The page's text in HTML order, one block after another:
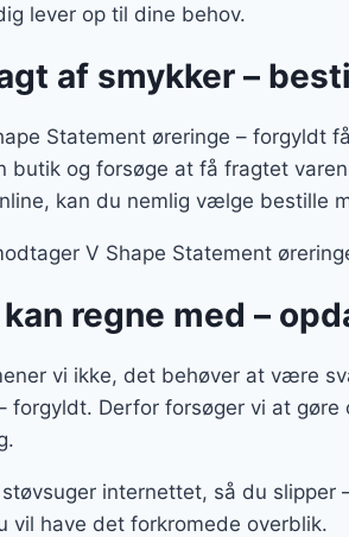
lever op til dine behov.
af smykker –
Statement øreringe – forgyldt
butik og forsøge at få fragtet
kan du nemlig vælge bestille
V Shape Statement
regne med –
vi ikke, det behøver at være
forgyldt. Derfor forsøger vi at
internettet, så du slipper
vil have det forkromede overblik.